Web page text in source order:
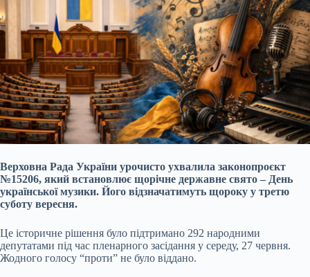
Верховна Рада України урочисто ухвалила законопроєкт
№15206, який встановлює щорічне державне свято – День
української музики. Його відзначатимуть щороку у третю
суботу вересня.
Це історичне рішення було підтримано 292 народними
депутатами під час пленарного засідання у середу, 27 червня.
Жодного голосу “проти” не було віддано.